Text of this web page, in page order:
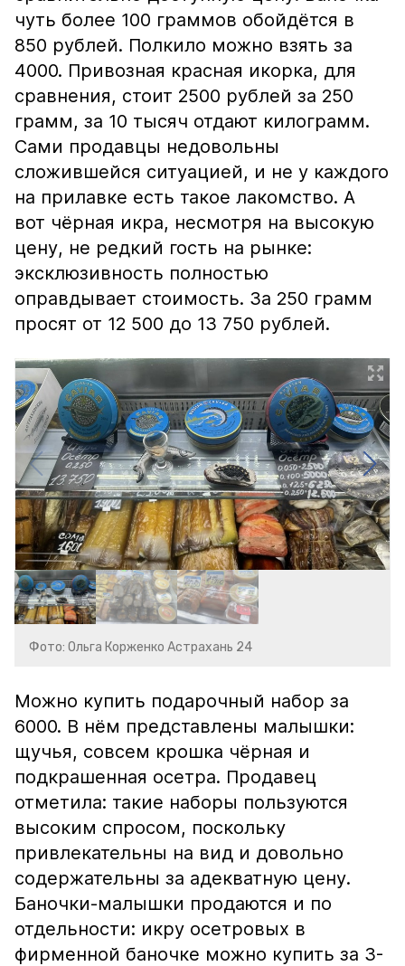
чуть более 100 граммов обойдётся в
850 рублей. Полкило можно взять за
4000. Привозная красная икорка, для
сравнения, стоит 2500 рублей за 250
грамм, за 10 тысяч отдают килограмм.
Сами продавцы недовольны
сложившейся ситуацией, и не у каждого
на прилавке есть такое лакомство. А
вот чёрная икра, несмотря на высокую
цену, не редкий гость на рынке:
эксклюзивность полностью
оправдывает стоимость. За 250 грамм
просят от 12 500 до 13 750 рублей.
Фото: Ольга Корженко Астрахань 24
Можно купить подарочный набор за
6000. В нём представлены малышки:
щучья, совсем крошка чёрная и
подкрашенная осетра. Продавец
отметила: такие наборы пользуются
высоким спросом, поскольку
привлекательны на вид и довольно
содержательны за адекватную цену.
Баночки-малышки продаются и по
отдельности: икру осетровых в
фирменной баночке можно купить за 3-